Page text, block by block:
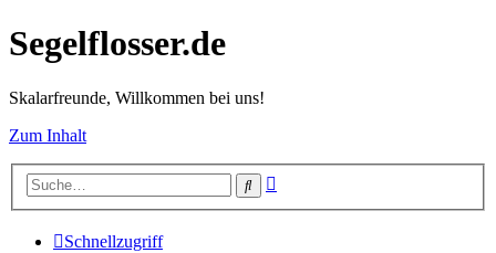
Segelflosser.de
Skalarfreunde, Willkommen bei uns!
Zum Inhalt
Suche
Schnellzugriff